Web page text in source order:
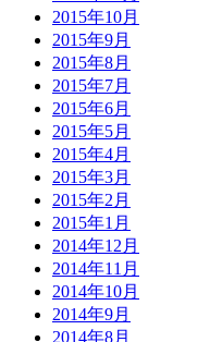
2015年10月
2015年9月
2015年8月
2015年7月
2015年6月
2015年5月
2015年4月
2015年3月
2015年2月
2015年1月
2014年12月
2014年11月
2014年10月
2014年9月
2014年8月